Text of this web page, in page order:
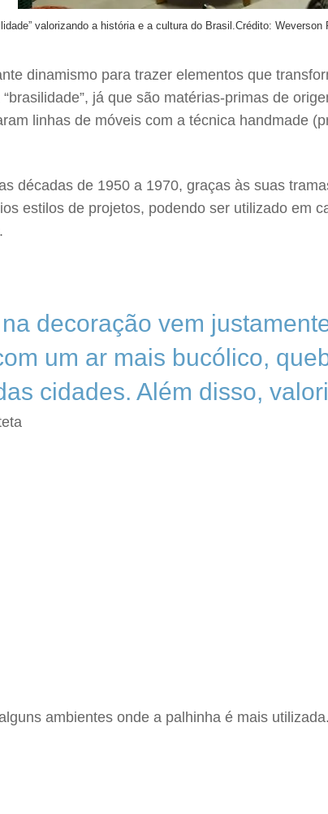
valorizando a história e a cultura do Brasil.Crédito: Weverson
dinamismo para trazer elementos que
já que são matérias-primas de
linhas de móveis com a técnica handmade
décadas de 1950 a 1970, graças às suas
estilos de projetos, podendo ser utilizado em
decoração vem
um ar mais bucólico,
cidades. Além disso,
ambientes onde a palhinha é mais